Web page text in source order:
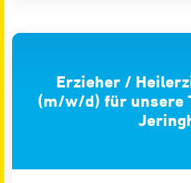
Erzieher /
(m/w/d) für unsere